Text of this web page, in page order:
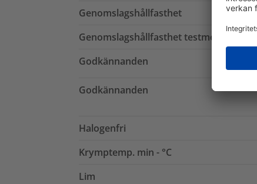
Genomslagshållfasthet
Genomslagshållfasthet testmetod
Godkännanden
Godkännanden
Halogenfri
Krymptemp. min - °C
Lim